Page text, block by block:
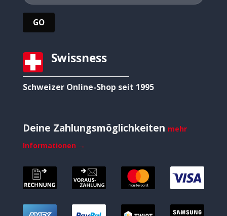
Swissness
Schweizer Online-Shop seit 1995
Deine Zahlungsmöglichkeiten mehr
Informationen →